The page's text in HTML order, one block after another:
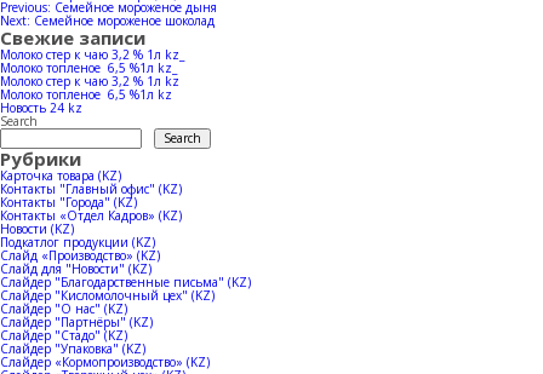
Пішінді толтырыңыз, біз сізге
хабарласамыз
Post
navigation
Previous: Семейное мороженое дыня
Next: Семейное мороженое шоколад
Свежие записи
Молоко стер к чаю 3,2 % 1л kz_
Молоко топленое 6,5 %1л kz_
Молоко стер к чаю 3,2 % 1л kz
Молоко топленое 6,5 %1л kz
Новость 24 kz
Search
Search
Рубрики
Карточка товара (KZ)
Контакты "Главный офис" (KZ)
Контакты "Города" (KZ)
Контакты «Отдел Кадров» (KZ)
Новости (KZ)
Подкатлог продукции (KZ)
Слайд «Производство» (KZ)
Слайд для "Новости" (KZ)
Слайдер "Благодарственные письма" (KZ)
Слайдер "Кисломолочный цех" (KZ)
Слайдер "О нас" (KZ)
Слайдер "Партнёры" (KZ)
Слайдер "Стадо" (KZ)
Слайдер "Упаковка" (KZ)
Слайдер «Кормопроизводство» (KZ)